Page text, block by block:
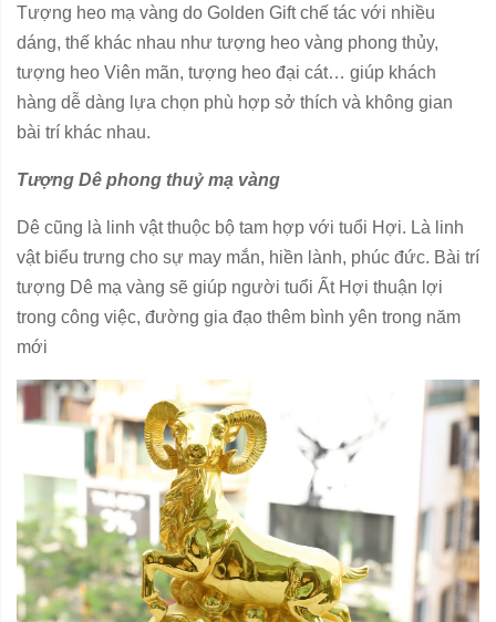
Tượng heo mạ vàng do Golden Gift chế tác với nhiều
dáng, thế khác nhau như tượng heo vàng phong thủy,
tượng heo Viên mãn, tượng heo đại cát… giúp khách
hàng dễ dàng lựa chọn phù hợp sở thích và không gian
bài trí khác nhau.
Tượng Dê phong thuỷ mạ vàng
Dê cũng là linh vật thuộc bộ tam hợp với tuổi Hợi. Là linh
vật biểu trưng cho sự may mắn, hiền lành, phúc đức. Bài trí
tượng Dê mạ vàng sẽ giúp người tuổi Ất Hợi thuận lợi
trong công việc, đường gia đạo thêm bình yên trong năm
mới